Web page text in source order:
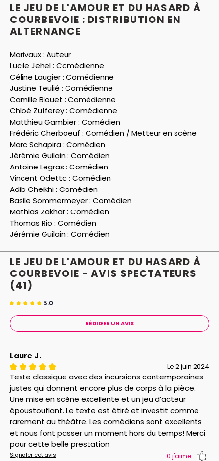
LE JEU DE L'AMOUR ET DU HASARD À
COURBEVOIE : DISTRIBUTION EN
ALTERNANCE
Marivaux : Auteur
Lucile Jehel : Comédienne
Céline Laugier : Comédienne
Justine Teulié : Comédienne
Camille Blouet : Comédienne
Chloé Zufferey : Comédienne
Matthieu Gambier : Comédien
Frédéric Cherboeuf : Comédien / Metteur en scène
Marc Schapira : Comédien
Jérémie Guilain : Comédien
Antoine Legras : Comédien
Vincent Odetto : Comédien
Adib Cheikhi : Comédien
Basile Sommermeyer : Comédien
Mathias Zakhar : Comédien
Thomas Rio : Comédien
Jérémie Guilain : Comédien
LE JEU DE L'AMOUR ET DU HASARD À
COURBEVOIE - AVIS SPECTATEURS
(41)
5.0
RÉDIGER UN AVIS
Laure J.
Le 2 juin 2024
Texte classique avec des incursions contemporaines
justes qui donnent encore plus de corps à la pièce.
Une mise en scène excellente et un jeu d’acteur
époustouflant. Le texte est étiré et investit comme
rarement au théâtre. Les comédiens sont excellents
et nous font passer un moment hors du temps! Merci
pour cette belle prestation
Signaler cet avis 0 j'aime